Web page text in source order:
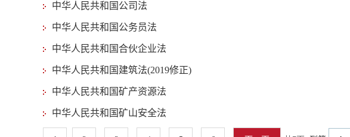
中华人民共和国公司法
中华人民共和国公务员法
中华人民共和国合伙企业法
中华人民共和国建筑法(2019修正)
中华人民共和国矿产资源法
中华人民共和国矿山安全法